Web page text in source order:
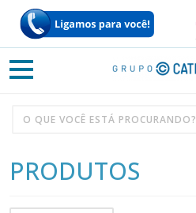
PRODUTOS